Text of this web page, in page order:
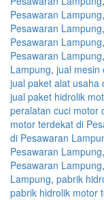
Pesawaran Lampung,
Pesawaran Lampung,
Pesawaran Lampung,
Pesawaran Lampung,
Lampung, jual mesin
jual paket alat usaha
jual paket hidrolik
peralatan cuci motor
motor terdekat di
di Pesawaran
Pesawaran Lampung,
Pesawaran Lampung,
Lampung, pabrik
pabrik hidrolik motor